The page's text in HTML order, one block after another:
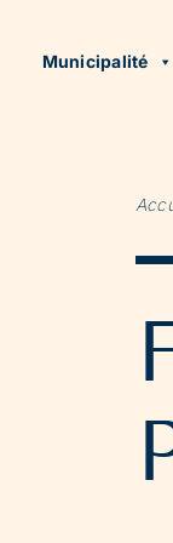
Municipalité